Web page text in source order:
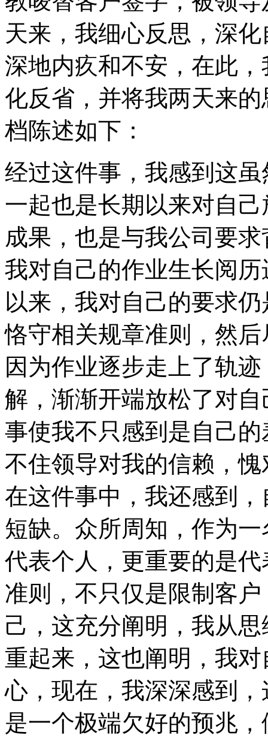
天来，我细心反思，深
深地内疚和不安，在此
化反省，并将我两天来
档陈述如下：
经过这件事，我感到这
一起也是长期以来对自
成果，也是与我公司要
我对自己的作业生长阅
以来，我对自己的要求
恪守相关规章准则，然
因为作业逐步走上了轨
解，渐渐开端放松了对
事使我不只感到是自己
不住领导对我的信赖，
在这件事中，我还感到
短缺。众所周知，作为
代表个人，更重要的是
准则，不只仅是限制客
己，这充分阐明，我从
重起来，这也阐明，我
心，现在，我深深感到
是一个极端欠好的预兆